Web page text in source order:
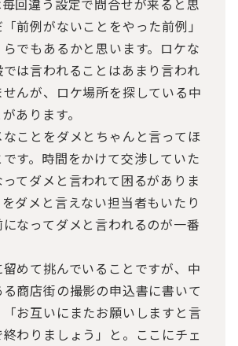
回違う設定で問合せが来ると思
前例がないことをやった前例」
でもあるかと思います。ロケな
は言われることはあまり言われ
んが、ロケ場所を探している中
あります。
ことをダメとちゃんと言ってほ
す。時間をかけて交渉していた
てダメと言われて困るがありま
ダメと言えない担当者もいたり
なってダメと言われるのが一番
めて挑んでいることですが、中
商店街の撮影の申込書に書いて
お互いにまたお願いしますと言
わりましょう」と。ここにチェ